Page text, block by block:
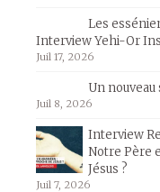
Les
Interview Yehi-Or
Juil 17, 2026
Un
Juil 8, 2026
Interview
Notre Père
Jésus ?
Juil 7, 2026